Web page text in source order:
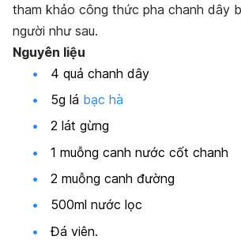
tham khảo công thức pha chanh dây
người như sau.
Nguyên liệu
4 quả chanh dây
5g lá bạc hà
2 lát gừng
1 muỗng canh nước cốt chanh
2 muỗng canh đường
500ml nước lọc
Đá viên.